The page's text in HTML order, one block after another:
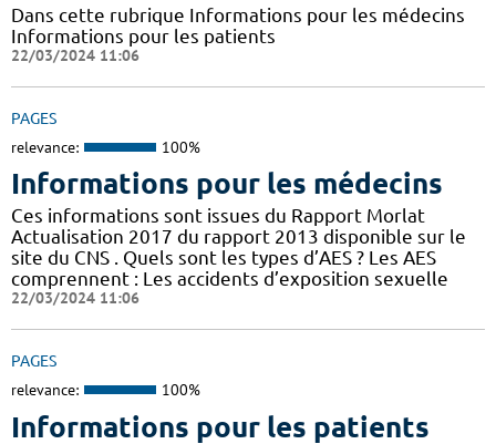
Dans cette rubrique Informations pour les médecins
Informations pour les patients
22/03/2024 11:06
PAGES
relevance: 100%
Informations pour les médecins
Ces informations sont issues du Rapport Morlat
Actualisation 2017 du rapport 2013 disponible sur le
site du CNS . Quels sont les types d’AES ? Les AES
comprennent : Les accidents d’exposition sexuelle
22/03/2024 11:06
PAGES
relevance: 100%
Informations pour les patients